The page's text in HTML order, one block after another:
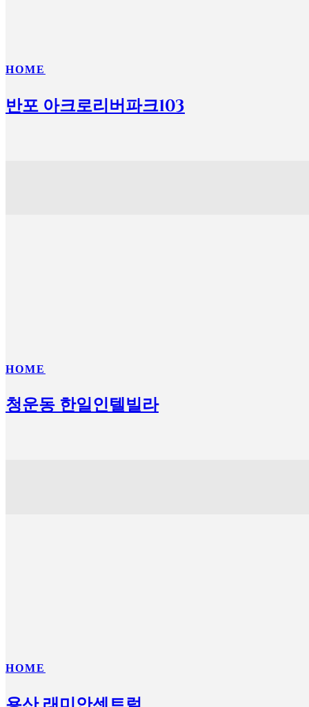
HOME
반포 아크로리버파크103
HOME
청운동 한일인텔빌라
HOME